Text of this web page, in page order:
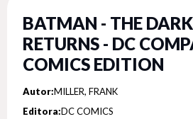
BATMAN - THE
RETURNS - DC
COMICS EDITION
Autor:MILLER, FRANK
Editora:DC COMICS